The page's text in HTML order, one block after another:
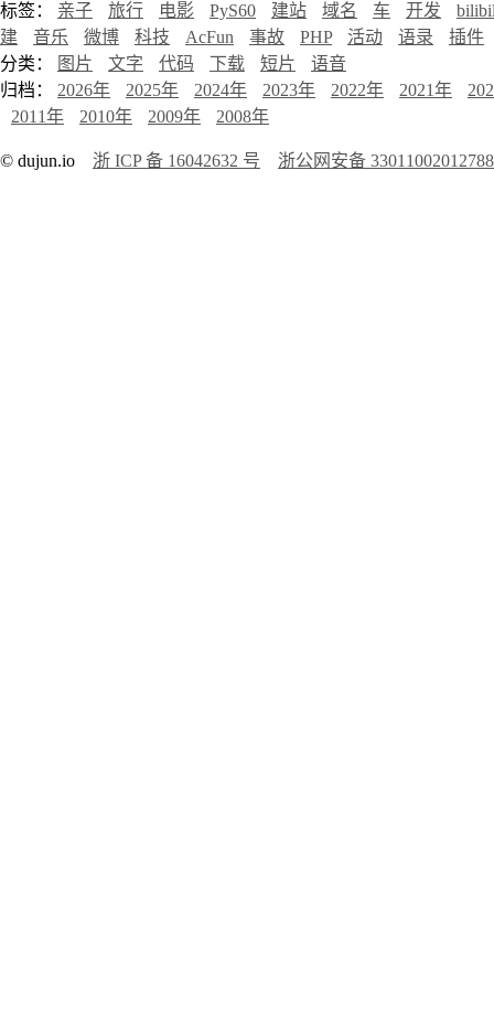
标签： 亲子 旅行 电影 PyS60 建站 域名 车 开发
建
音乐 微博 科技 AcFun 事故 PHP 活动 语录
插件
分类：
图片 文字 代码 下载 短片
语音
归档： 2026年 2025年 2024年 2023年 2022年 2021年
2011年
2010年 2009年 2008年
© dujun.io 浙 ICP 备 16042632 号 浙公网安备